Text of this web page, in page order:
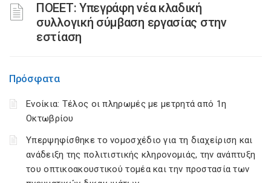
ΠΟΕΕΤ: Υπεγράφη νέα κλαδική
συλλογική σύμβαση εργασίας στην
εστίαση
Πρόσφατα
Ενοίκια: Τέλος οι πληρωμές με μετρητά από 1η
Οκτωβρίου
Υπερψηφίσθηκε το νομοσχέδιο για τη διαχείριση και
ανάδειξη της πολιτιστικής κληρονομιάς, την ανάπτυξη
του οπτικοακουστικού τομέα και την προστασία των